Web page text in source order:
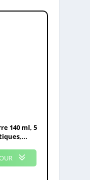
140 ml, 5